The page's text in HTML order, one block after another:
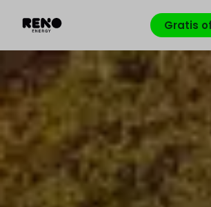
Gratis